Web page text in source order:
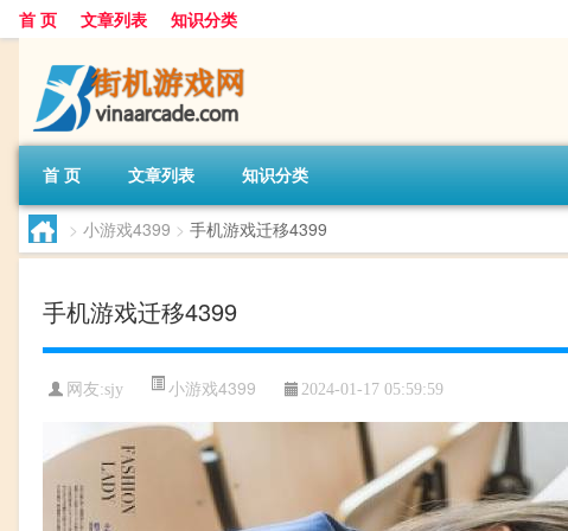
首 页 文章列表 知识分类
首 页 文章列表 知识分类
> 小游戏4399 > 手机游戏迁移4399
手机游戏迁移4399
网友:sjy 小游戏4399 2024-01-17 05:59:59